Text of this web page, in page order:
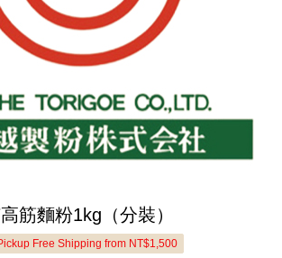
筋麵粉1kg（分裝）
Free Shipping from NT$1,500